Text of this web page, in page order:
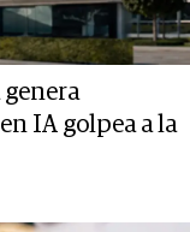
genera
IA golpea a la